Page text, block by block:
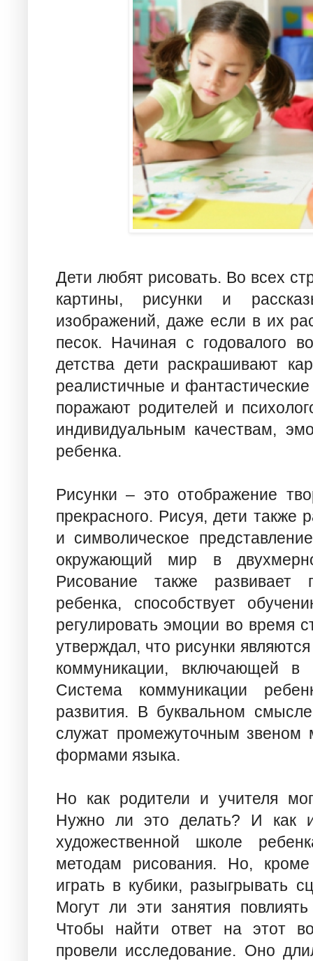
Дети любят рисовать. Во всех
картины, рисунки и
изображений, даже если в их
песок. Начиная с годовалого
детства дети раскрашивают
реалистичные и
поражают родителей и
индивидуальным качествам,
ребенка.
Рисунки – это отображение
прекрасного. Рисуя, дети также
и символическое
окружающий мир в
Рисование также развивает
ребенка, способствует
регулировать эмоции во время
утверждал, что рисунки
коммуникации, включающей
Система коммуникации
развития. В буквальном
служат промежуточным
формами языка.
Но как родители и учителя
Нужно ли это делать? И как
художественной школе
методам рисования. Но,
играть в кубики, разыгрывать
Могут ли эти занятия
Чтобы найти ответ на этот
провели исследование. Оно